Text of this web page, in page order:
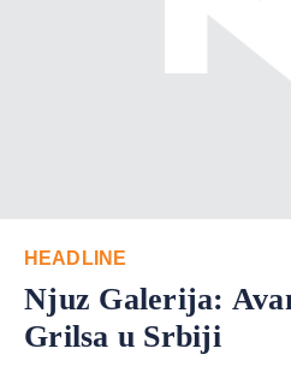
HEADLINE
Njuz Galerija:
Grilsa u Srbiji